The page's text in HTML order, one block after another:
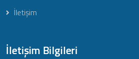
İletişim
İletişim Bilgileri